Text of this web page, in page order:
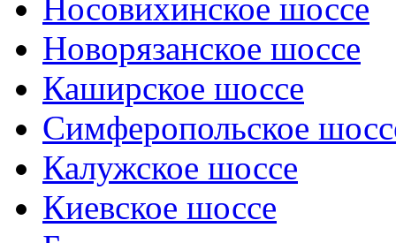
Носовихинское шоссе
Новорязанское шоссе
Каширское шоссе
Симферопольское
Калужское шоссе
Киевское шоссе